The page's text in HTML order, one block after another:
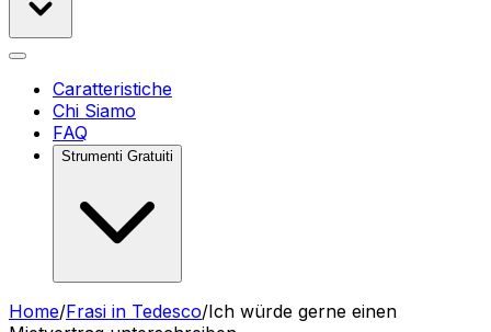
Caratteristiche
Chi Siamo
FAQ
Strumenti Gratuiti
Home/Frasi in Tedesco/Ich würde gerne einen